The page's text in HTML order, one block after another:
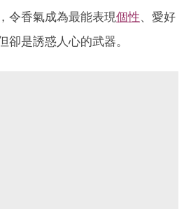
令香氣成為最能表現個性、愛好
卻是誘惑人心的武器。